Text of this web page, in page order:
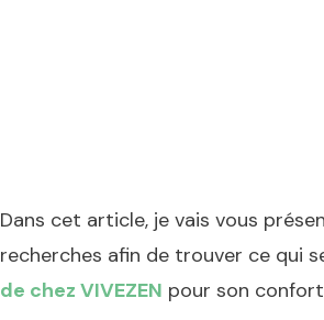
Dans cet article, je vais vous
recherches afin de trouver ce qui
de chez VIVEZEN pour son